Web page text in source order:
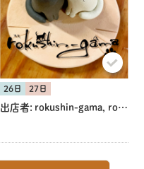
26日 27日
出店者: rokushin-gama, rokushin-gama